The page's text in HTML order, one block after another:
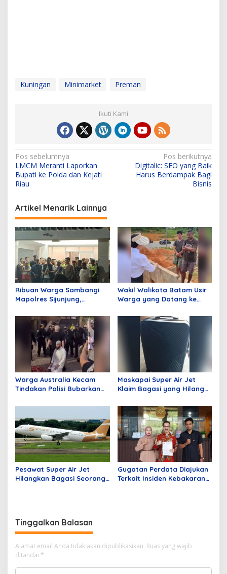
Kuningan Minimarket Preman
Ikuti Kami
N
a
v
i
g
a
s
p
o
s
Pos sebelumnya
LMCM Meranti Laporkan
Bupati ke Polda dan Kejati
Riau
Pos berikutnya
Digitalic: SEO yang Baik
Harus Berdampak Bagi
Bisnis
Artikel Menarik Lainnya
Ribuan Warga Sambangi
Mapolres Sijunjung,
Pemberitaan Terkait
Tambang Dinilai Tidak
Berimbang
Wakil Walikota Batam Usir
Warga yang Datang ke
Merusak Lingkungan,
Ucapan Li Jadi Sorotan
Warga Australia Kecam
Tindakan Polisi Bubarkan
Maskapai Super Air Jet
Klaim Bagasi yang Hilang
Tujuan Gratis
Pesawat Super Air Jet
Hilangkan Bagasi Seorang
Gugatan Perdata Diajukan
Terkait Insiden Kebakaran
Tinggalkan Balasan
Alamat email Anda tidak akan dipublikasikan. Ruas yang wajib
ditandai *